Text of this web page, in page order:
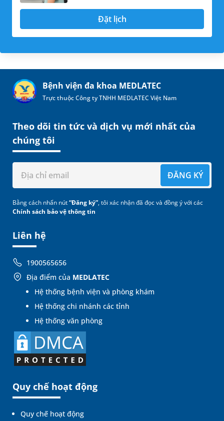
Đặt lịch
Bệnh viện đa khoa MEDLATEC
Trực thuộc Công ty TNHH MEDLATEC Việt Nam
Liên hệ
1900565656
Địa điểm của MEDLATEC
Hệ thống bệnh viện và phòng khám
Hệ thống chi nhánh các tỉnh
Hệ thống văn phòng
Quy chế hoạt động
Quy chế hoạt động
Theo dõi tin tức và dịch vụ mới nhất của
chúng tôi
ĐĂNG KÝ
Bằng cách nhấn nút“Đăng ký”, tôi xác nhận đã đọc và đồng ý với các
Chính sách bảo vệ thông tin